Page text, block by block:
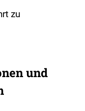
zu
und